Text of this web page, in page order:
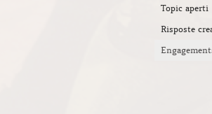
Topic aperti
Risposte